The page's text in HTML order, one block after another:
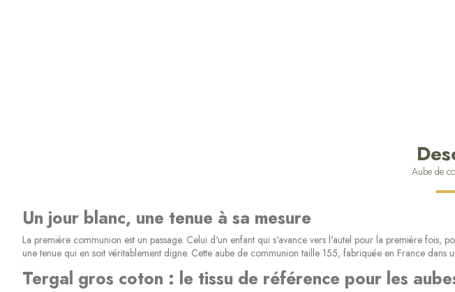
Aube de
Un jour blanc, une tenue à sa mesure
La première communion est un passage. Celui d'un enfant qui s'avance vers l'autel pour la première
une tenue qui en soit véritablement digne. Cette aube de communion taille 155, fabriquée en France
Tergal gros coton : le tissu de référence pour les